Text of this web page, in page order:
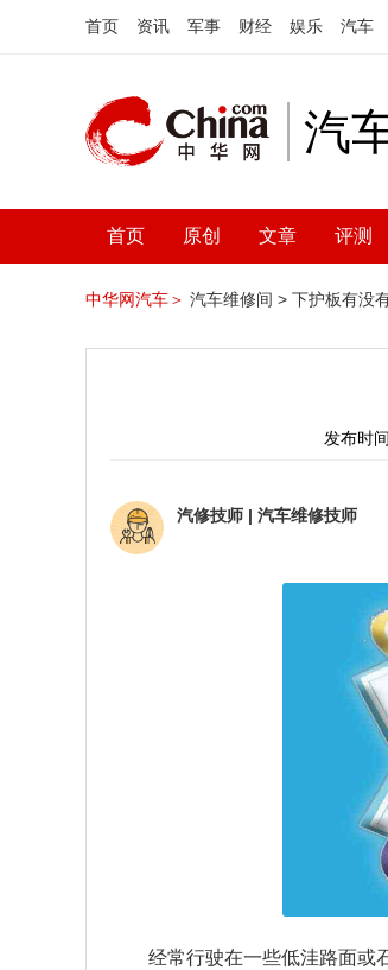
首页 资讯 军事 财经 娱乐 汽车
汽
首页 原创 文章 评测
中华网汽车＞ 汽车维修间 > 下护板有没
发布时
汽修技师 | 汽车维修技师
经常行驶在一些低洼路面或